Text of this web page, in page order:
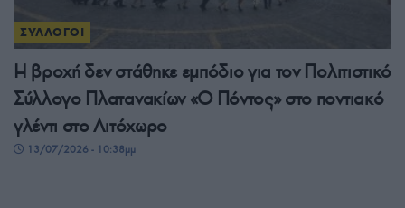
ΣΥΛΛΟΓΟΙ
Η βροχή δεν στάθηκε εμπόδιο για τον Πολιτιστικό
Σύλλογο Πλατανακίων «Ο Πόντος» στο ποντιακό
γλέντι στο Λιτόχωρο
13/07/2026 - 10:38μμ